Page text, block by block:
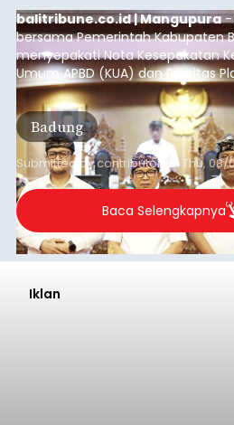
balitribune.co.id | Mangupura-
bersama Pemerintah Kabupaten
menyepakati Nota Kesepakatan
Umum APBD (KUA) dan Prioritas
Sementara (PPAS) Tahun
rapat paripurna yang digelar di
Badung, Kamis (6/8/2026).
Badung
Submitted bycontributor onThu, 08/
Baca Selengkapnya
Iklan